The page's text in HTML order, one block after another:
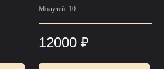
Модулей: 10
12000 ₽